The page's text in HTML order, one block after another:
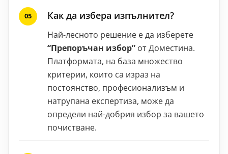
Как да избера изпълнител?
Най-лесното решение е да изберете
“Препоръчан избор” от Доместина.
Платформата, на база множество
критерии, които са израз на
постоянство, професионализъм и
натрупана експертиза, може да
определи най-добрия избор за вашето
почистване.